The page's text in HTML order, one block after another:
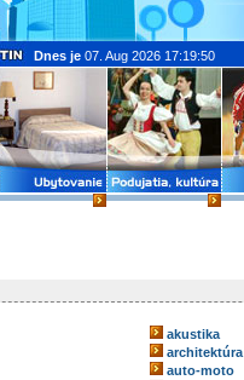
Dnes je 07. Aug 2026 17:19:50
akustika
architektúra
auto-moto